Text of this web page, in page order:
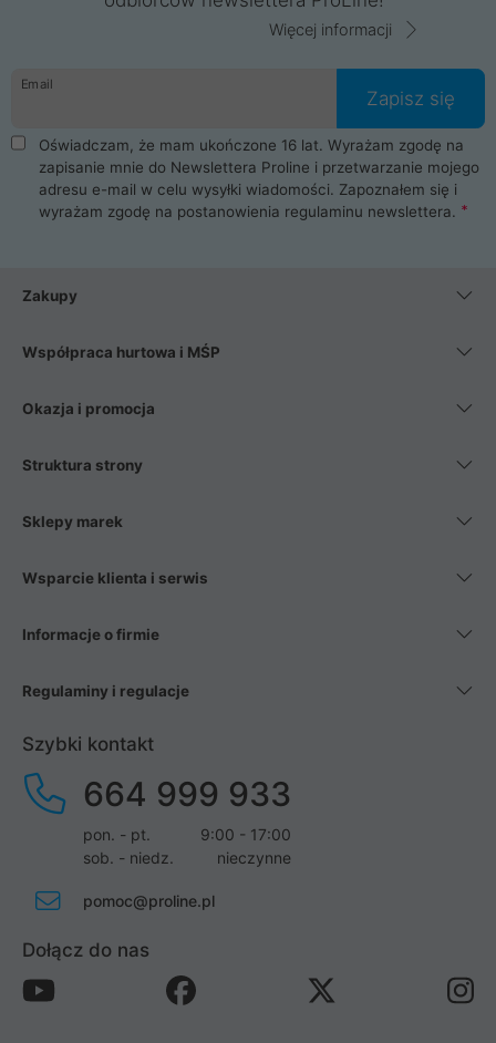
główną w Mirkowie oraz salony na terenie kraju. Cała
komunikacja ze sklepem komputerowym ProLine jest
danych osobowych. Dlatego zakup notebooka albo laptopa w
ProLine to czysta przyjemność i pełne bezpieczeństwo.
Zaopatrzysz się u nas w akcesoria i części komputerowe
takie jak procesory, karty graficzne, płyty główne, pamięci,
dyski SSD, M.2 oraz HDD. Nasi pracownicy pomogą Ci wybrać
najlepszy zasilacz komputerowy oraz obudowę do komputera.
Poza komputerami mamy również najlepsze na rynku
Smartfony takich producentów jak Xiaomi, Apple, Samsung i
wentylatory. Na koniec mając już to wszystko, możesz
Więcej informacji
Email
Zapisz się
Oświadczam, że mam ukończone 16 lat. Wyrażam zgodę na
zapisanie mnie do Newslettera Proline i przetwarzanie mojego
adresu e-mail w celu wysyłki wiadomości. Zapoznałem się i
wyrażam zgodę na postanowienia regulaminu newslettera.
Zakupy
Współpraca hurtowa i MŚP
Okazja i promocja
Struktura strony
Sklepy marek
Wsparcie klienta i serwis
Informacje o firmie
Regulaminy i regulacje
Szybki kontakt
664 999 933
pon. - pt.
9:00 - 17:00
sob. - niedz.
nieczynne
pomoc@proline.pl
Dołącz do nas